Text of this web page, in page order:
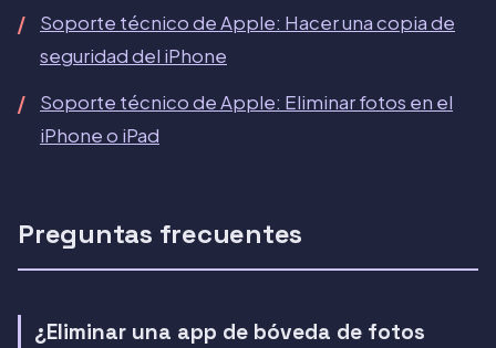
Soporte técnico de Apple: Hacer una copia de
seguridad del iPhone
Soporte técnico de Apple: Eliminar fotos en el
iPhone o iPad
Preguntas frecuentes
¿Eliminar una app de bóveda de fotos